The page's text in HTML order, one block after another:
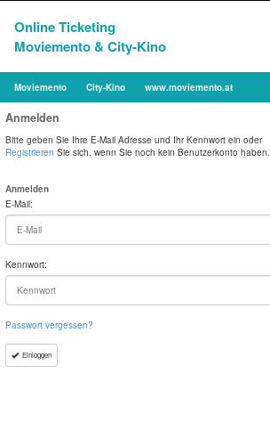
Online Ticketing
Moviemento & City-Kino
Moviemento City-Kino www.moviemento.at
Anmelden
Bitte geben Sie Ihre E-Mail Adresse und Ihr Kennwort ein oder
Registrieren Sie sich, wenn Sie noch kein Benutzerkonto haben.
Anmelden
E-Mail:
Kennwort:
Passwort vergessen?
Einloggen